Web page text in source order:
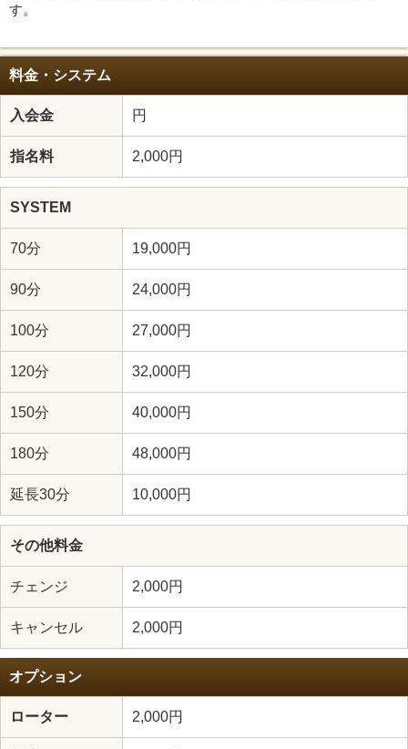
す。
料金・システム
入会金 円
指名料 2,000円
SYSTEM
70分 19,000円
90分 24,000円
100分 27,000円
120分 32,000円
150分 40,000円
180分 48,000円
延長30分 10,000円
その他料金
チェンジ 2,000円
キャンセル 2,000円
オプション
ローター 2,000円